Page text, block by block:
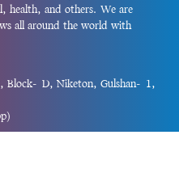
health, and others. We are
all around the world with
Block-D, Niketon, Gulshan-1,